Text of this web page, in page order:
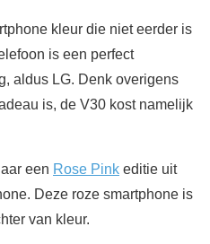
kleur die niet eerder is
is een perfect
aldus LG. Denk overigens
is, de V30 kost namelijk
een Rose Pink editie uit
Deze roze smartphone is
van kleur.